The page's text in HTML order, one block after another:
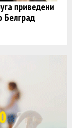
приведени
Белград